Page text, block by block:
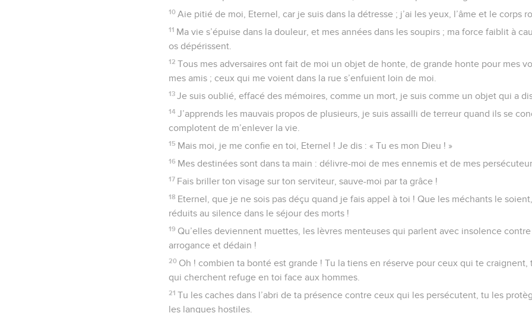
10 Aie pitié de moi, Eternel, car je suis dans la détresse ; j’ai les yeux, l’âme et le corps
11 Ma vie s’épuise dans la douleur, et mes années dans les soupirs ; ma force faiblit à
os dépérissent.
12 Tous mes adversaires ont fait de moi un objet de honte, de grande honte pour mes
mes amis ; ceux qui me voient dans la rue s’enfuient loin de moi.
13 Je suis oublié, effacé des mémoires, comme un mort, je suis comme un objet qui a
14 J’apprends les mauvais propos de plusieurs, je suis assailli de terreur quand ils se
complotent de m’enlever la vie.
15 Mais moi, je me confie en toi, Eternel ! Je dis : « Tu es mon Dieu ! »
16 Mes destinées sont dans ta main : délivre-moi de mes ennemis et de mes
17 Fais briller ton visage sur ton serviteur, sauve-moi par ta grâce !
18 Eternel, que je ne sois pas déçu quand je fais appel à toi ! Que les méchants le
réduits au silence dans le séjour des morts !
19 Qu’elles deviennent muettes, les lèvres menteuses qui parlent avec insolence
arrogance et dédain !
20 Oh ! combien ta bonté est grande ! Tu la tiens en réserve pour ceux qui te craignent,
qui cherchent refuge en toi face aux hommes.
21 Tu les caches dans l’abri de ta présence contre ceux qui les persécutent, tu les
les langues hostiles.